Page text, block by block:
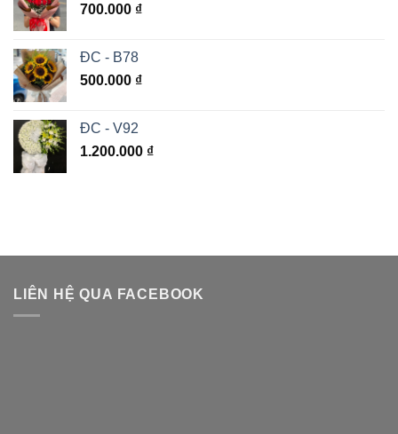
700.000 ₫
ĐC - B78
500.000 ₫
ĐC - V92
1.200.000 ₫
LIÊN HỆ QUA FACEBOOK